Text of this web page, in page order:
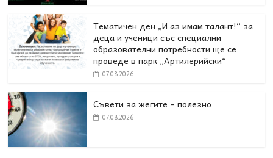
Тематичен ден „И аз имам талант!“ за
деца и ученици със специални
образователни потребности ще се
проведе в парк „Артилерийски“
07.08.2026
Съвети за жегите – полезно
07.08.2026